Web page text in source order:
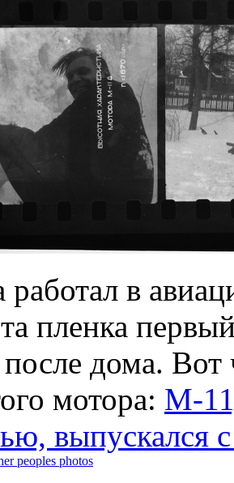
работал в
пленка
после дома.
мотора: М-
выпускался
peoples photos